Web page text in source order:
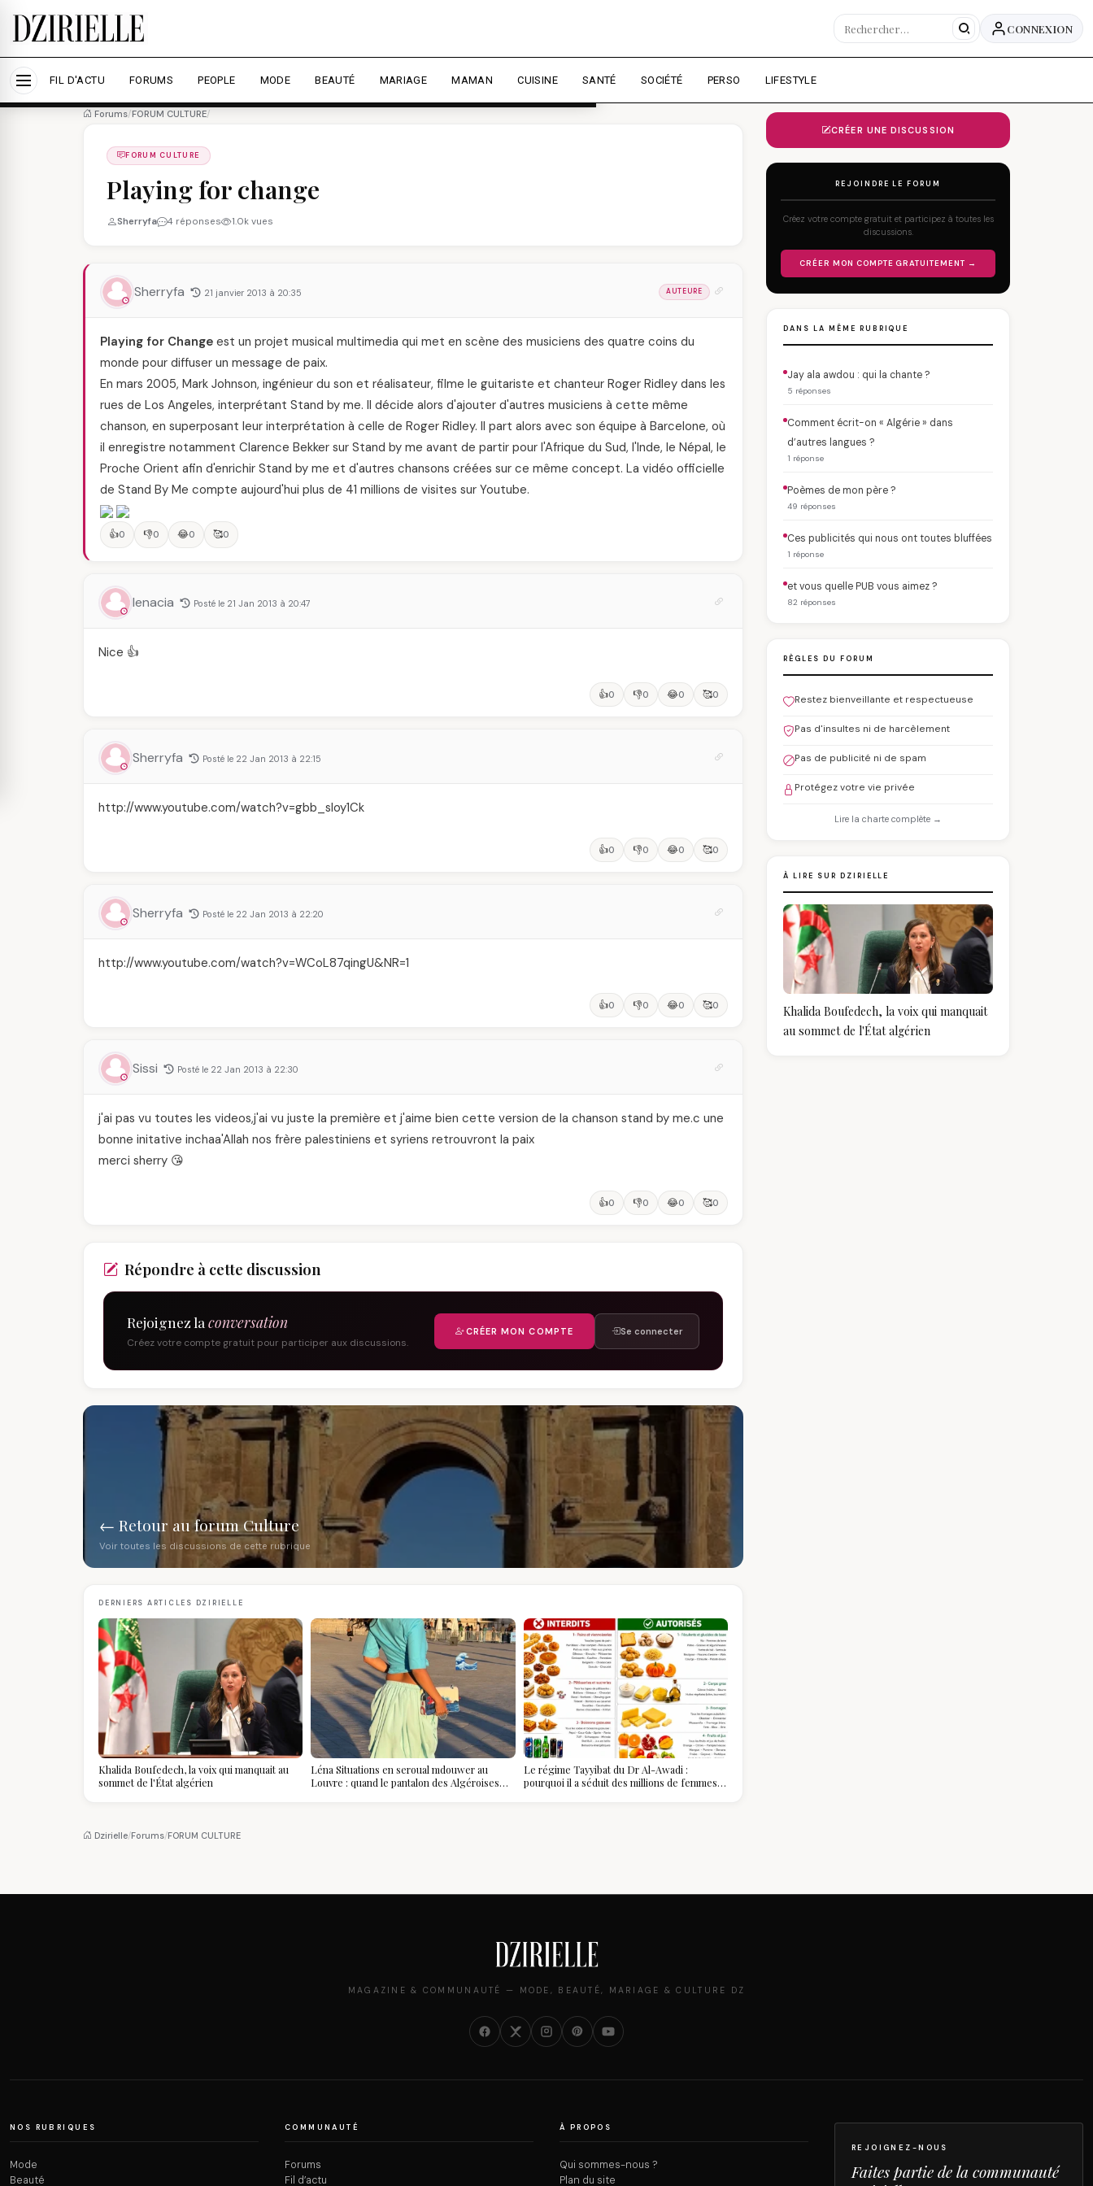
Nous utilisons des cookies pour améliorer votre expérience et mesurer l'audience.
Accepter tout Personnaliser
CONNEXION
FIL D'ACTU FORUMS PEOPLE MODE BEAUTÉ MARIAGE MAMAN CUISINE SANTÉ SOCIÉTÉ PERSO LIFESTYLE
Forums/FORUM CULTURE/
FORUM CULTURE
Playing for change
Sherryfa 4 réponses 1.0k vues
Sherryfa 21 janvier 2013 à 20:35 AUTEURE
Playing for Change est un projet musical multimedia qui met en scène des musiciens des quatre coins du
monde pour diffuser un message de paix.
En mars 2005, Mark Johnson, ingénieur du son et réalisateur, filme le guitariste et chanteur Roger Ridley dans les
rues de Los Angeles, interprétant Stand by me. Il décide alors d'ajouter d'autres musiciens à cette même
chanson, en superposant leur interprétation à celle de Roger Ridley. Il part alors avec son équipe à Barcelone, où
il enregistre notamment Clarence Bekker sur Stand by me avant de partir pour l'Afrique du Sud, l'Inde, le Népal, le
Proche Orient afin d'enrichir Stand by me et d'autres chansons créées sur ce même concept. La vidéo officielle
de Stand By Me compte aujourd'hui plus de 41 millions de visites sur Youtube.
👍0 👎0 😂0 🥰0
lenacia Posté le 21 Jan 2013 à 20:47
Nice 👍
👍0 👎0 😂0 🥰0
Sherryfa Posté le 22 Jan 2013 à 22:15
http://www.youtube.com/watch?v=gbb_sloy1Ck
👍0 👎0 😂0 🥰0
Sherryfa Posté le 22 Jan 2013 à 22:20
http://www.youtube.com/watch?v=WCoL87qingU&NR=1
👍0 👎0 😂0 🥰0
Sissi Posté le 22 Jan 2013 à 22:30
j'ai pas vu toutes les videos,j'ai vu juste la première et j'aime bien cette version de la chanson stand by me.c une
bonne initative inchaa'Allah nos frère palestiniens et syriens retrouvront la paix
merci sherry 😘
👍0 👎0 😂0 🥰0
Répondre à cette discussion
Rejoignez la conversation
Créez votre compte gratuit pour participer aux discussions.
CRÉER MON COMPTE Se connecter
← Retour au forum Culture
Voir toutes les discussions de cette rubrique
DERNIERS ARTICLES DZIRIELLE
Khalida Boufedech, la voix qui manquait au
sommet de l'État algérien
Léna Situations en seroual mdouwer au
Louvre : quand le pantalon des Algéroises
Le régime Tayyibat du Dr Al-Awadi :
pourquoi il a séduit des millions de femmes
Dzirielle/Forums/FORUM CULTURE
CRÉER UNE DISCUSSION
REJOINDRE LE FORUM
Créez votre compte gratuit et participez à toutes les
discussions.
CRÉER MON COMPTE GRATUITEMENT →
DANS LA MÊME RUBRIQUE
Jay ala awdou : qui la chante ?
5 réponses
Comment écrit-on « Algérie » dans
d’autres langues ?
1 réponse
Poèmes de mon père ?
49 réponses
Ces publicités qui nous ont toutes bluffées
1 réponse
et vous quelle PUB vous aimez ?
82 réponses
RÈGLES DU FORUM
Restez bienveillante et respectueuse
Pas d'insultes ni de harcèlement
Pas de publicité ni de spam
Protégez votre vie privée
Lire la charte complète →
À LIRE SUR DZIRIELLE
Khalida Boufedech, la voix qui manquait
au sommet de l'État algérien
MAGAZINE & COMMUNAUTÉ — MODE, BEAUTÉ, MARIAGE & CULTURE DZ
NOS RUBRIQUES
Mode
Beauté
COMMUNAUTÉ
Forums
Fil d’actu
À PROPOS
Qui sommes-nous ?
Plan du site
REJOIGNEZ-NOUS
Faites partie de la communauté